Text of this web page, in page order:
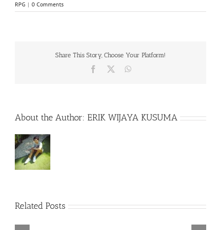
RPG | 0 Comments
Share This Story, Choose Your Platform!
Facebook
About the Author: ERIK WIJAYA KUSUMA
Related Posts
Six